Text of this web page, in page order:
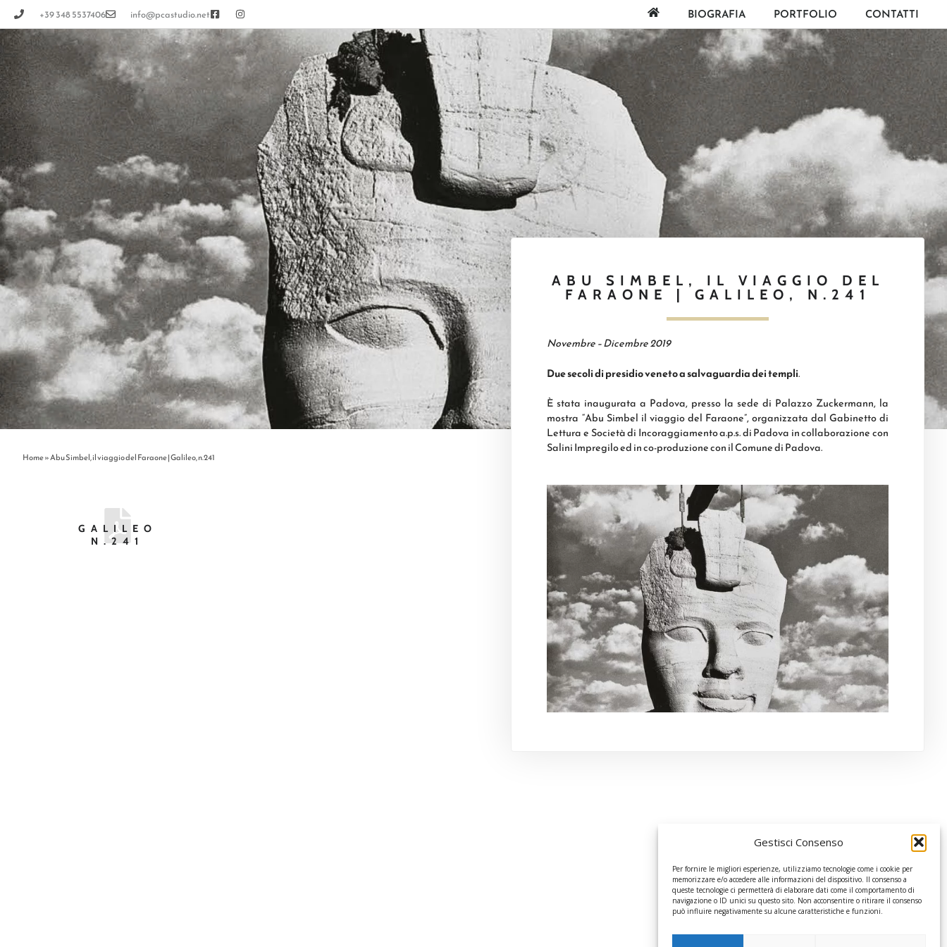
Gestisci Consenso
Per fornire le migliori esperienze, utilizziamo tecnologie come i cookie per
memorizzare e/o accedere alle informazioni del dispositivo. Il consenso a
queste tecnologie ci permetterà di elaborare dati come il comportamento di
navigazione o ID unici su questo sito. Non acconsentire o ritirare il consenso
può influire negativamente su alcune caratteristiche e funzioni.
+39 348 5537406 info@pcastudio.net BIOGRAFIA PORTFOLIO CONTATTI
Home»Abu Simbel, il viaggio del Faraone | Galileo, n.241
GALILEO
N.241
ABU SIMBEL, IL VIAGGIO DEL
FARAONE | GALILEO, N.241
Novembre – Dicembre 2019
Due secoli di presidio veneto a salvaguardia dei templi.
È stata inaugurata a Padova, presso la sede di Palazzo Zuckermann, la
mostra “Abu Simbel il viaggio del Faraone”, organizzata dal Gabinetto di
Lettura e Società di Incoraggiamento a.p.s. di Padova in collaborazione con
Salini Impregilo ed in co-produzione con il Comune di Padova.